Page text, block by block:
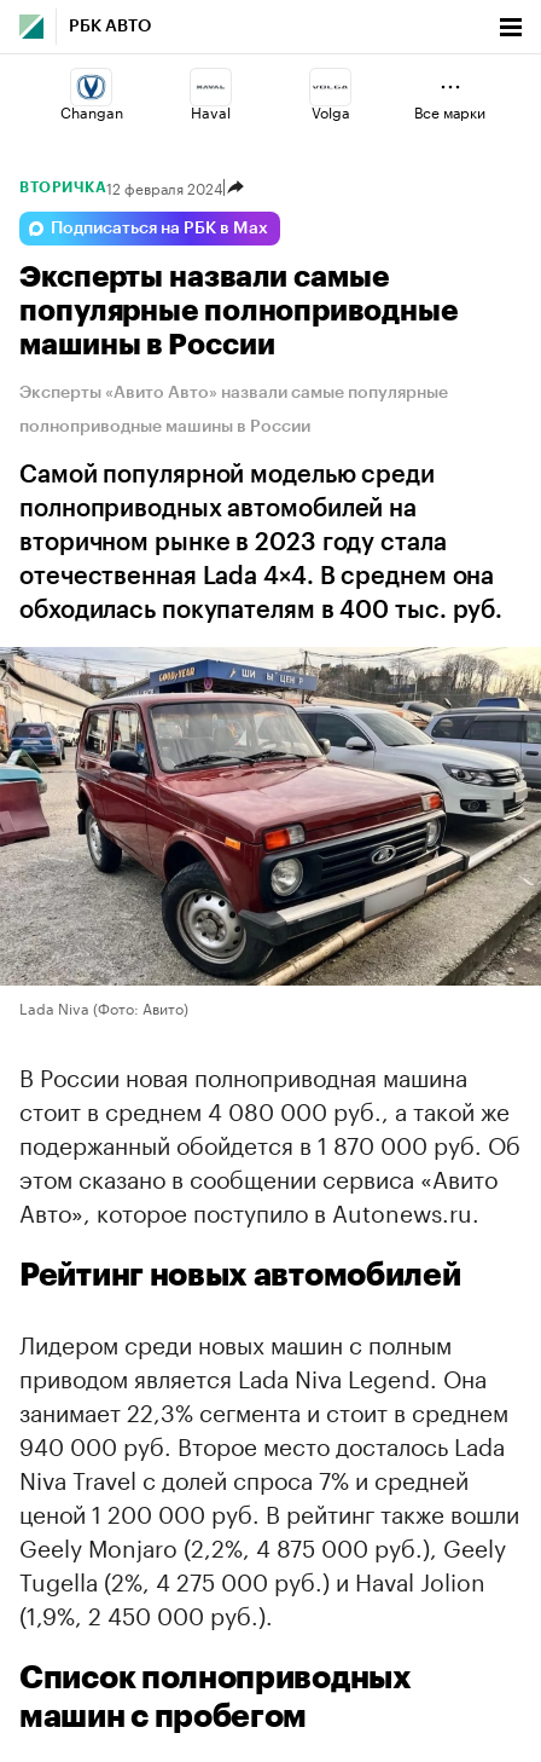
РБК АВТО
Changan Haval Volga
Jaecoo Lada
Geely Esteo Omoda
Все марки
ВТОРИЧКА12 февраля 2024
Подписаться на РБК в Max
Эксперты назвали самые
популярные полноприводные
машины в России
Эксперты «Авито Авто» назвали самые популярные
полноприводные машины в России
Самой популярной моделью среди
полноприводных автомобилей на
вторичном рынке в 2023 году стала
отечественная Lada 4×4. В среднем она
обходилась покупателям в 400 тыс. руб.
Lada Niva (Фото: Авито)
В России новая полноприводная машина
стоит в среднем 4 080 000 руб., а такой же
подержанный обойдется в 1 870 000 руб. Об
этом сказано в сообщении сервиса «Авито
Авто», которое поступило в Autonews.ru.
Рейтинг новых автомобилей
Лидером среди новых машин с полным
приводом является Lada Niva Legend. Она
занимает 22,3% сегмента и стоит в среднем
940 000 руб. Второе место досталось Lada
Niva Travel с долей спроса 7% и средней
ценой 1 200 000 руб. В рейтинг также вошли
Geely Monjaro (2,2%, 4 875 000 руб.), Geely
Tugella (2%, 4 275 000 руб.) и Haval Jolion
(1,9%, 2 450 000 руб.).
Список полноприводных
машин с пробегом